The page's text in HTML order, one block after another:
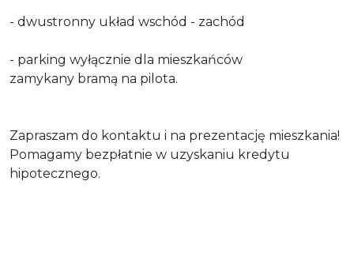
- dwustronny układ wschód - zachód
- parking wyłącznie dla mieszkańców
zamykany bramą na pilota.
Zapraszam do kontaktu i na prezentację mieszkania!
Pomagamy bezpłatnie w uzyskaniu kredytu
hipotecznego.